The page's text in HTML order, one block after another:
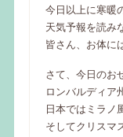
今日以上に寒暖
天気予報を読み
皆さん、お体に
さて、今日のお
ロンバルディア
日本ではミラノ
そしてクリスマ